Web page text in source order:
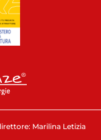
Marilina Letizia